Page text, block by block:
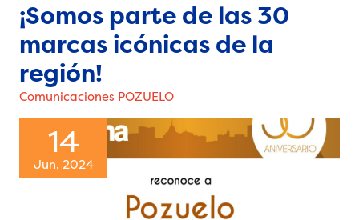
¡Somos parte de las 30
marcas icónicas de la
región!
Comunicaciones POZUELO
14
Jun, 2024